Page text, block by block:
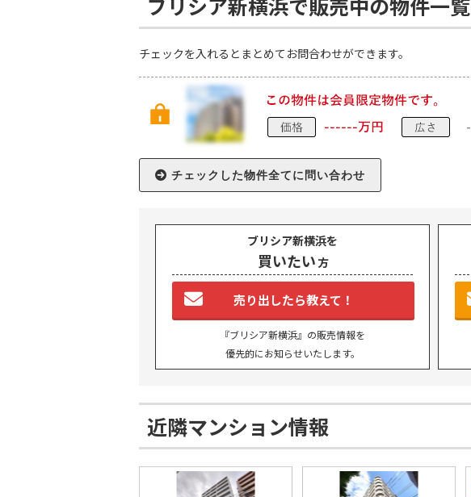
トップページ
買いたい
RENT
借りたい
スタッフ紹介
ブリシア新横浜で販売中の物件一覧
チェックを入れるとまとめてお問合わせができます。
ブリシア新横浜を
買いたい 方
売り出したら教えて！
『ブリシア新横浜』の販売情報を
優先的にお知らせいたします。
近隣マンション情報